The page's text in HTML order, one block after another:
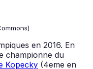
en 2016. En
championne du
Kopecky (4eme en